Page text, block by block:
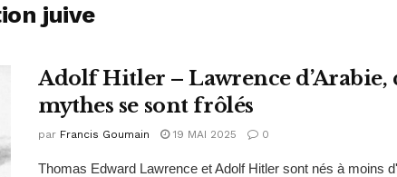
juive
Adolf Hitler – Lawrence d’Arabie,
mythes se sont frôlés
par Francis Goumain 19 MAI 2025 0
Thomas Edward Lawrence et Adolf Hitler sont nés à moins